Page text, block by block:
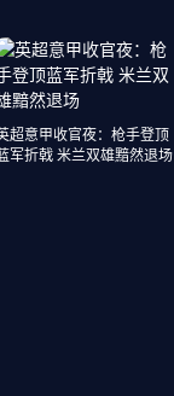
超意甲收官夜：枪手登顶
军折戟 米兰双雄黯然退场